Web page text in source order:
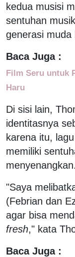
kedua musisi
sentuhan
generasi muda
Baca Juga :
Film Seru untuk
Haru
Di sisi lain,
identitasnya
karena itu,
memiliki
menyenangkan.
"Saya
(Febrian dan
agar bisa
fresh," kata
Baca Juga :